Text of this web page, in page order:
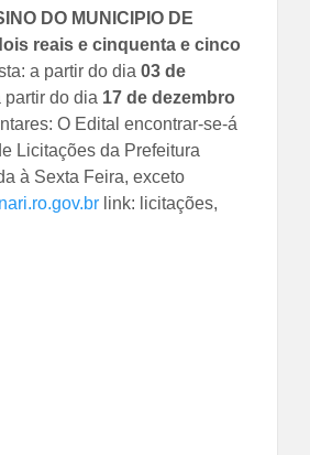
DO MUNICIPIO DE
reais e cinquenta e cinco
a partir do dia 03 de
do dia 17 de dezembro
O Edital encontrar-se-á
Licitações da Prefeitura
à Sexta Feira, exceto
link: licitações,